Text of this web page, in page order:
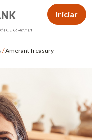
Iniciar
/Amerant Treasury